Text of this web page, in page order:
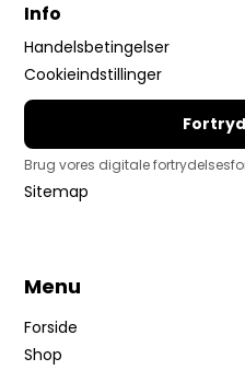
Info
Handelsbetingelser
Cookieindstillinger
Brug vores digitale
Sitemap
Menu
Forside
Shop